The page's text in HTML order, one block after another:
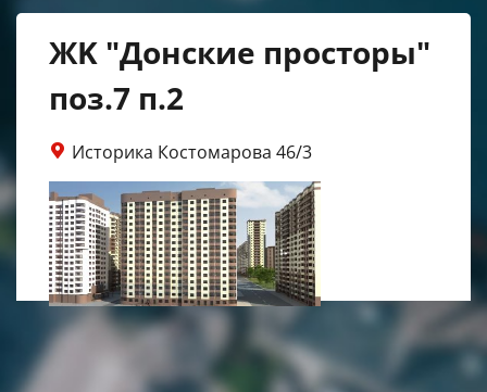
ЖK "Донские просторы"
поз.7 п.2
Историка Костомарова 46/3